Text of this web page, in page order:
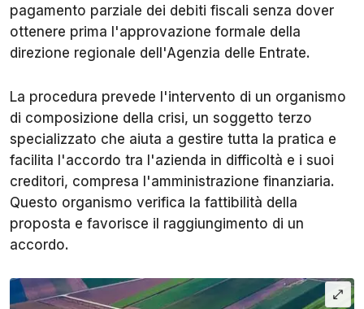
pagamento parziale dei debiti fiscali senza dover
ottenere prima l'approvazione formale della
direzione regionale dell'Agenzia delle Entrate.
La procedura prevede l'intervento di un organismo
di composizione della crisi, un soggetto terzo
specializzato che aiuta a gestire tutta la pratica e
facilita l'accordo tra l'azienda in difficoltà e i suoi
creditori, compresa l'amministrazione finanziaria.
Questo organismo verifica la fattibilità della
proposta e favorisce il raggiungimento di un
accordo.